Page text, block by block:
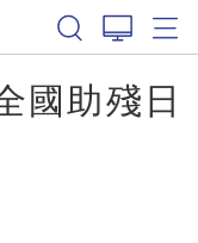
國助殘日